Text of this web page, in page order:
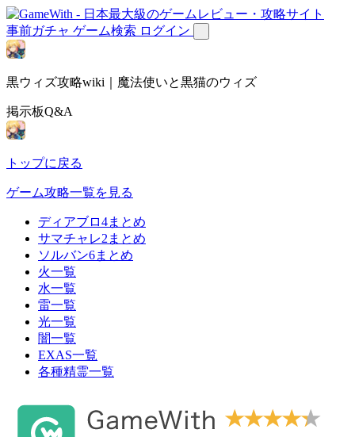
事前ガチャ ゲーム検索 ログイン
黒ウィズ攻略wiki｜魔法使いと黒猫のウィズ
掲示板Q&A
トップに戻る
ゲーム攻略一覧を見る
ディアブロ4まとめ
サマチャレ2まとめ
ソルバン6まとめ
火一覧
水一覧
雷一覧
光一覧
闇一覧
EXAS一覧
各種精霊一覧